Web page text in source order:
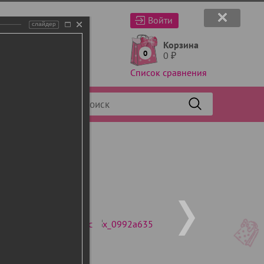
Войти
0
Корзина
0 ₽
Список сравнения
слайдер